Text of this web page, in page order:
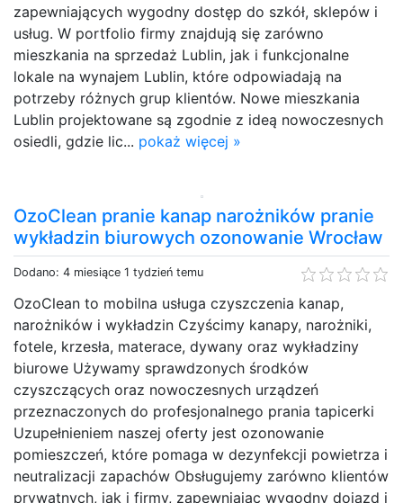
zapewniających wygodny dostęp do szkół, sklepów i
usług. W portfolio firmy znajdują się zarówno
mieszkania na sprzedaż Lublin, jak i funkcjonalne
lokale na wynajem Lublin, które odpowiadają na
potrzeby różnych grup klientów. Nowe mieszkania
Lublin projektowane są zgodnie z ideą nowoczesnych
osiedli, gdzie lic... pokaż więcej »
OzoClean pranie kanap narożników pranie
wykładzin biurowych ozonowanie Wrocław
Dodano: 4 miesiące 1 tydzień temu
OzoClean to mobilna usługa czyszczenia kanap,
narożników i wykładzin Czyścimy kanapy, narożniki,
fotele, krzesła, materace, dywany oraz wykładziny
biurowe Używamy sprawdzonych środków
czyszczących oraz nowoczesnych urządzeń
przeznaczonych do profesjonalnego prania tapicerki
Uzupełnieniem naszej oferty jest ozonowanie
pomieszczeń, które pomaga w dezynfekcji powietrza i
neutralizacji zapachów Obsługujemy zarówno klientów
prywatnych, jak i firmy, zapewniając wygodny dojazd i